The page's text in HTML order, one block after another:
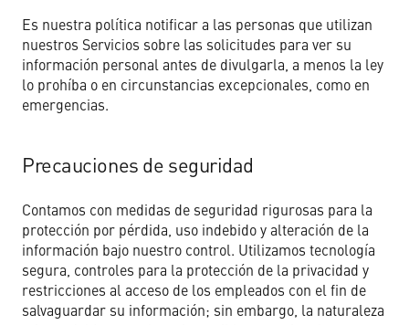
Es nuestra política notificar a las personas que utilizan
nuestros Servicios sobre las solicitudes para ver su
información personal antes de divulgarla, a menos la ley
lo prohíba o en circunstancias excepcionales, como en
emergencias.
Precauciones de seguridad
Contamos con medidas de seguridad rigurosas para la
protección por pérdida, uso indebido y alteración de la
información bajo nuestro control. Utilizamos tecnología
segura, controles para la protección de la privacidad y
restricciones al acceso de los empleados con el fin de
salvaguardar su información; sin embargo, la naturaleza